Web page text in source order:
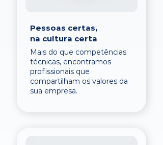
Pessoas certas,
na cultura certa
Mais do que competências
técnicas, encontramos
profissionais que
compartilham os valores da
sua empresa.